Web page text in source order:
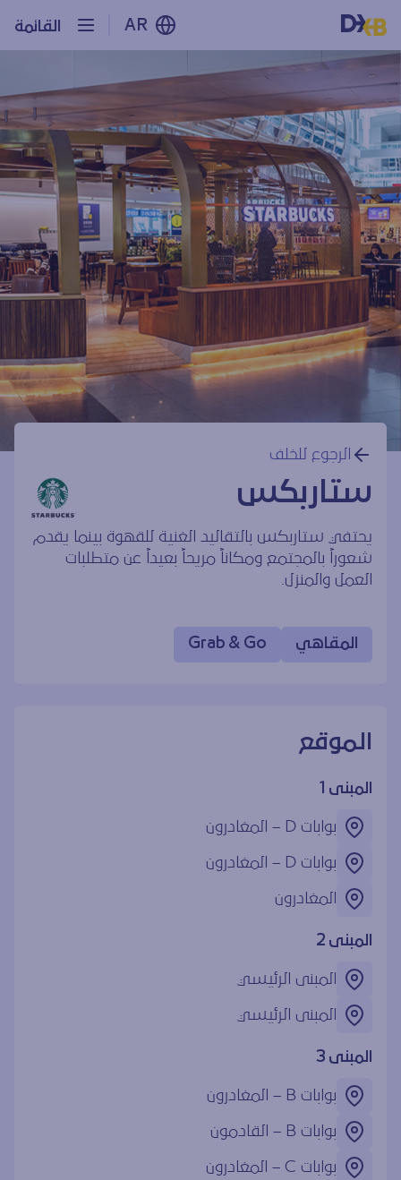
القائمة AR
الرجوع للخلف
ستاربكس
يحتفي ستاربكس بالتقاليد الغنية للقهوة بينما يقدم
شعوراً بالمجتمع ومكاناً مريحاً بعيداً عن متطلبات
العمل والمنزل.
المقاهي Grab & Go
الموقع
المبنى 1
بوابات ‎D – المغادرون
بوابات ‎D – المغادرون
المغادرون
المبنى 2
المبنى الرئيسي
المبنى الرئيسي
المبنى 3
بوابات ‎B – المغادرون
بوابات ‎B – القادمون
بوابات ‎C – المغادرون